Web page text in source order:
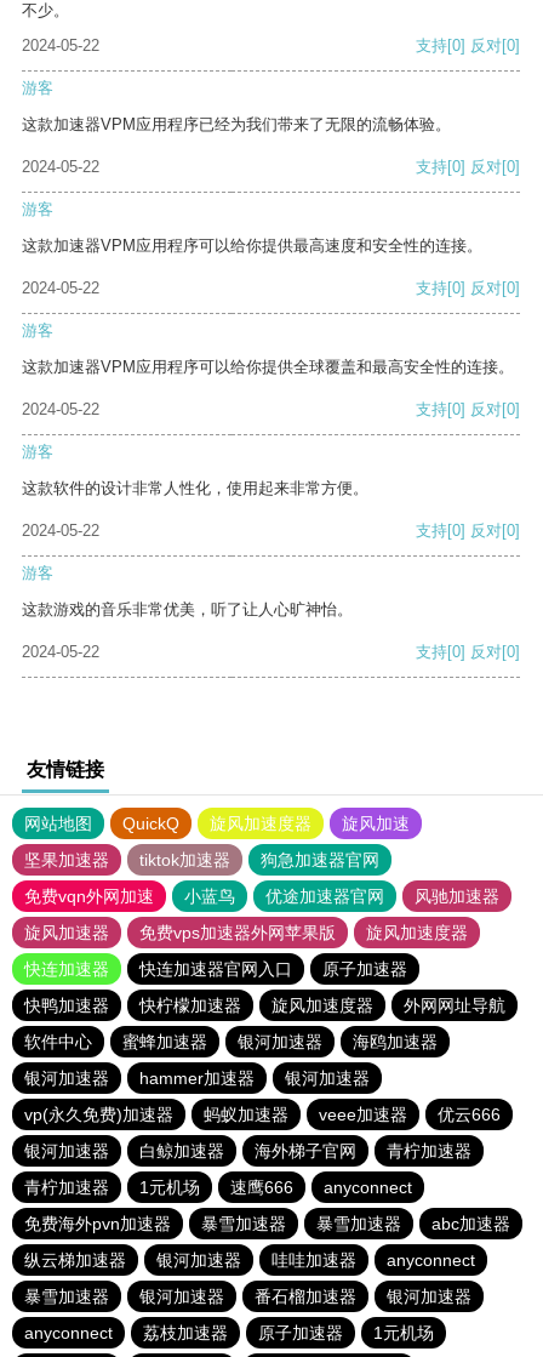
不少。
2024-05-22
支持[0] 反对[0]
游客
这款加速器VPM应用程序已经为我们带来了无限的流畅体验。
2024-05-22 支持[0] 反对[0]
游客
这款加速器VPM应用程序可以给你提供最高速度和安全性的连接。
2024-05-22 支持[0] 反对[0]
游客
这款加速器VPM应用程序可以给你提供全球覆盖和最高安全性的连接。
2024-05-22 支持[0] 反对[0]
游客
这款软件的设计非常人性化，使用起来非常方便。
2024-05-22 支持[0] 反对[0]
游客
这款游戏的音乐非常优美，听了让人心旷神怡。
2024-05-22 支持[0] 反对[0]
友情链接
网站地图 QuickQ 旋风加速度器
旋风加速
坚果加速器
tiktok加速器
狗急加速器官网
免费vqn外网加速
小蓝鸟 优途加速器官网
风驰加速器
旋风加速器
免费vps加速器外网苹果版
旋风加速度器
快连加速器
快连加速器官网入口
原子加速器
快鸭加速器
快柠檬加速器 旋风加速度器
外网网址导航
软件中心
蜜蜂加速器 银河加速器
海鸥加速器
银河加速器
hammer加速器
银河加速器
vp(永久免费)加速器
蚂蚁加速器 veee加速器
优云666
银河加速器
白鲸加速器 海外梯子官网
青柠加速器
青柠加速器
1元机场 速鹰666
anyconnect
免费海外pvn加速器
暴雪加速器 暴雪加速器
abc加速器
纵云梯加速器
银河加速器 哇哇加速器
anyconnect
暴雪加速器
银河加速器 番石榴加速器
银河加速器
anyconnect
荔枝加速器 原子加速器 1元机场